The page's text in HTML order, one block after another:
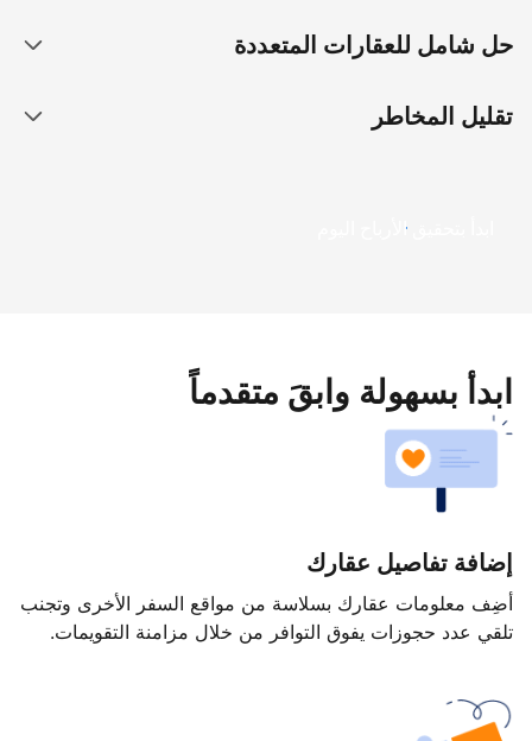
حل شامل للعقارات المتعددة
تقليل المخاطر
ابدأ بتحقيق الأرباح اليوم
ابدأ بسهولة وابقَ متقدماً
إضافة تفاصيل عقارك
أضِف معلومات عقارك بسلاسة من مواقع السفر الأخرى وتجنب
تلقي عدد حجوزات يفوق التوافر من خلال مزامنة التقويمات.